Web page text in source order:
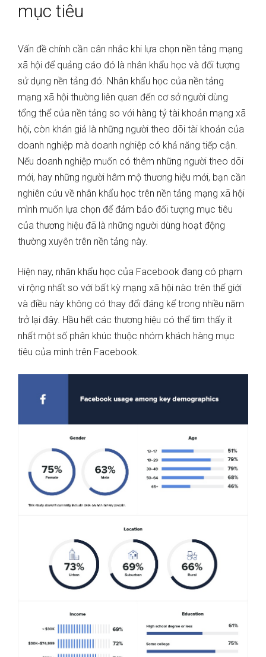
mục tiêu
Vấn đề chính cần cân nhắc khi lựa chọn nền tảng mạng
xã hội để quảng cáo đó là nhân khẩu học và đối tượng
sử dụng nền tảng đó. Nhân khẩu học của nền tảng
mạng xã hội thường liên quan đến cơ sở người dùng
tổng thể của nền tảng so với hàng tỷ tài khoản mạng xã
hội, còn khán giả là những người theo dõi tài khoản của
doanh nghiệp mà doanh nghiệp có khả năng tiếp cận.
Nếu doanh nghiệp muốn có thêm những người theo dõi
mới, hay những người hâm mộ thương hiệu mới, bạn cần
nghiên cứu về nhân khẩu học trên nền tảng mạng xã hội
mình muốn lựa chọn để đảm bảo đối tượng mục tiêu
của thương hiệu đã là những người dùng hoạt động
thường xuyên trên nền tảng này.
Hiện nay, nhân khẩu học của Facebook đang có phạm
vi rộng nhất so với bất kỳ mạng xã hội nào trên thế giới
và điều này không có thay đổi đáng kể trong nhiều năm
trở lại đây. Hầu hết các thương hiệu có thể tìm thấy ít
nhất một số phân khúc thuộc nhóm khách hàng mục
tiêu của mình trên Facebook.